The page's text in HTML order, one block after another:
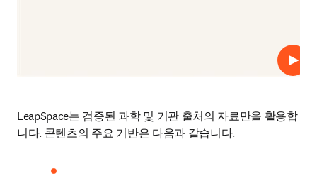
재생
LeapSpace는 검증된 과학 및 기관 출처의 자료만을 활용합
니다. 콘텐츠의 주요 기반은 다음과 같습니다.